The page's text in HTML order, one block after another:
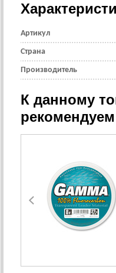
Артикул
Страна
Производитель
К данному
рекомендуем